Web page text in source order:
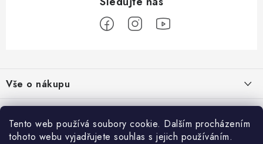
Tento web používá soubory cookie. Dalším procházením
tohoto webu vyjadřujete souhlas s jejich používáním.
p
a
Vše o nákupu
Doprava a platba
Vrácení a výměna
O nás